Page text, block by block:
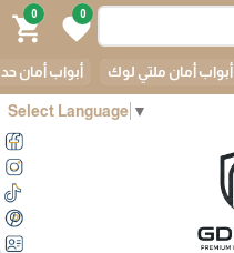
Select Language ▼
0
favorite
0
shopping_cart
أبواب أمان ملتي لوك أبواب أمان